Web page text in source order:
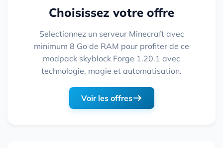
Choisissez votre offre
Selectionnez un serveur Minecraft avec
minimum 8 Go de RAM pour profiter de ce
modpack skyblock Forge 1.20.1 avec
technologie, magie et automatisation.
Voir les offres